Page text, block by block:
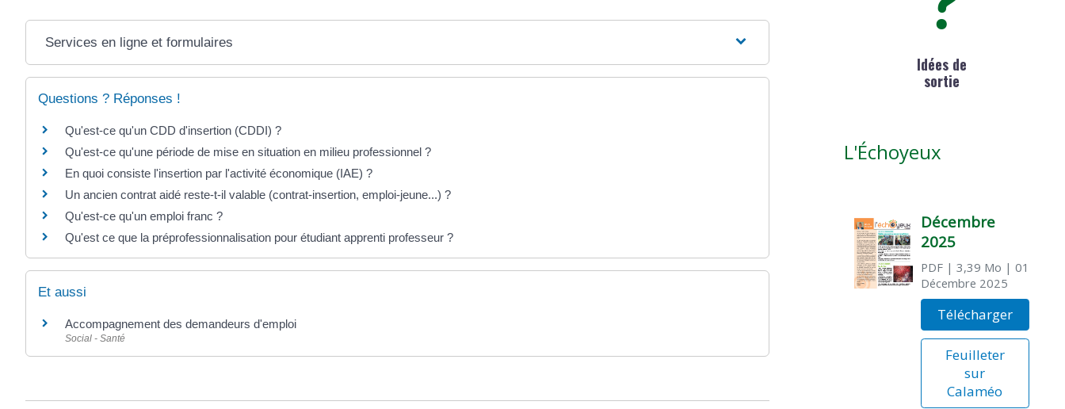
Services en ligne et formulaires
Questions ? Réponses !
Qu'est-ce qu'un CDD d'insertion (CDDI) ?
Qu'est-ce qu'une période de mise en situation en milieu professionnel ?
En quoi consiste l'insertion par l'activité économique (IAE) ?
Un ancien contrat aidé reste-t-il valable (contrat-insertion, emploi-jeune...) ?
Qu'est-ce qu'un emploi franc ?
Qu'est ce que la préprofessionnalisation pour étudiant apprenti professeur ?
Et aussi
Accompagnement des demandeurs d'emploi
Social - Santé
Idées de
sortie
L'Échoyeux
Décembre
2025
PDF| 3,39 Mo | 01
Décembre 2025
Télécharger
Feuilleter
sur
Calaméo